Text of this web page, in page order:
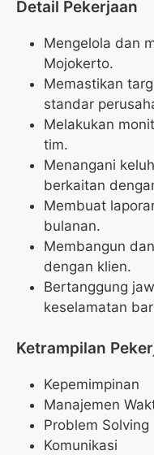
Detail Pekerjaan
Mengelola dan
Mojokerto.
Memastikan
standar
Melakukan
tim.
Menangani
berkaitan
Membuat
bulanan.
Membangun
dengan klien.
Bertanggung
keselamatan
Ketrampilan
Kepemimpinan
Manajemen
Problem Solving
Komunikasi